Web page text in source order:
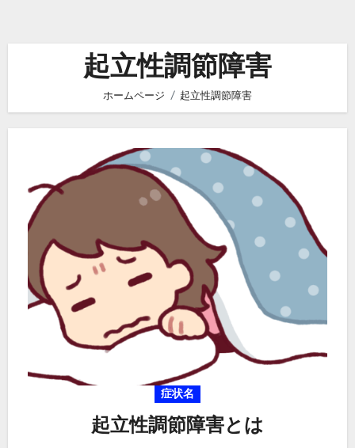
起立性調節障害
ホームページ 起立性調節障害
症状名
起立性調節障害とは